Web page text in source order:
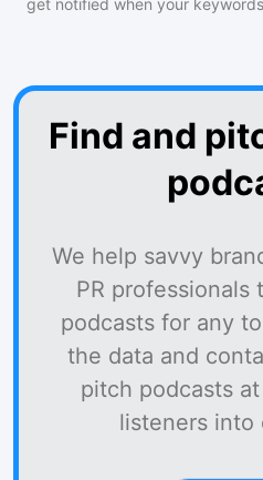
get notified when your
Find and
We help savvy
PR
podcasts for any
the data and
pitch podcasts
listeners into